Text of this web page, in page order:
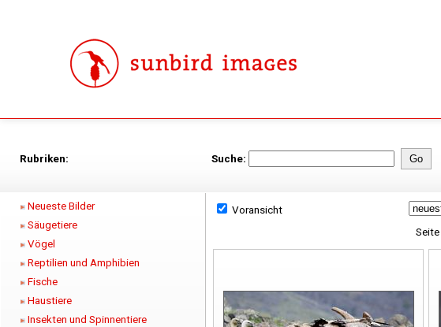
Rubriken: Suche:
Neueste Bilder
Säugetiere
Vögel
Reptilien und Amphibien
Fische
Haustiere
Insekten und Spinnentiere
Voransicht
Seite